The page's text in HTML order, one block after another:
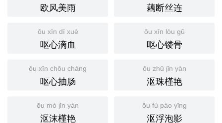
欧风美雨 藕断丝连
ǒu xīn dī xuè
呕心滴血
ǒu xīn lòu gǔ
呕心镂骨
ǒu xīn chōu cháng
呕心抽肠
ōu zhū jǐn yàn
沤珠槿艳
ōu mò jǐn yàn
沤沫槿艳
ōu fú pào yǐng
沤浮泡影